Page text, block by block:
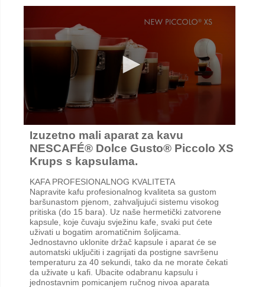
Izuzetno mali aparat za kavu
NESCAFÉ® Dolce Gusto® Piccolo XS
Krups s kapsulama.
KAFA PROFESIONALNOG KVALITETA
Napravite kafu profesionalnog kvaliteta sa gustom
baršunastom pjenom, zahvaljujući sistemu visokog
pritiska (do 15 bara). Uz naše hermetički zatvorene
kapsule, koje čuvaju svježinu kafe, svaki put ćete
uživati u bogatim aromatičnim šoljicama.
Jednostavno uklonite držač kapsule i aparat će se
automatski uključiti i zagrijati da postigne savršenu
temperaturu za 40 sekundi, tako da ne morate čekati
da uživate u kafi. Ubacite odabranu kapsulu i
jednostavnim pomicanjem ručnog nivoa aparata